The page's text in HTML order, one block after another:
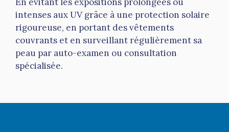
intenses aux UV grâce à une protection solaire
rigoureuse, en portant des vêtements
couvrants et en surveillant régulièrement sa
peau par auto-examen ou consultation
spécialisée.